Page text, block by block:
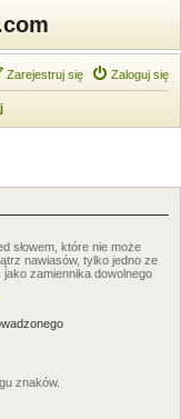
Zaloguj się
Zarejestruj się
słowem, które nie może
nawiasów, tylko jedno ze
zamiennika dowolnego
znaków.